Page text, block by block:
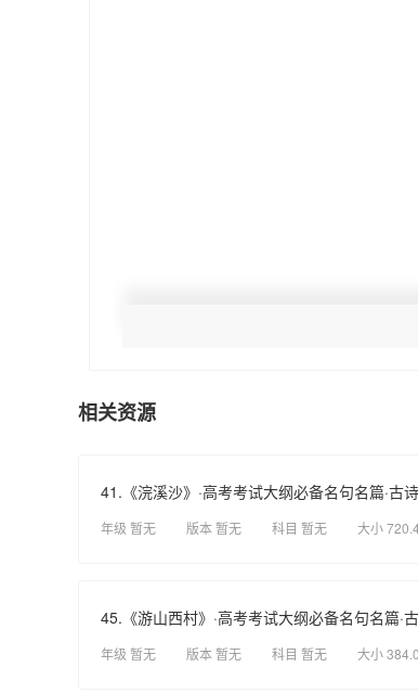
相关资源
41.《浣溪沙》·高考考试大纲必备名句名篇·古
年级 暂无 版本 暂无 科目 暂无 大小
45.《游山西村》·高考考试大纲必备名句名篇·
年级 暂无 版本 暂无 科目 暂无 大小